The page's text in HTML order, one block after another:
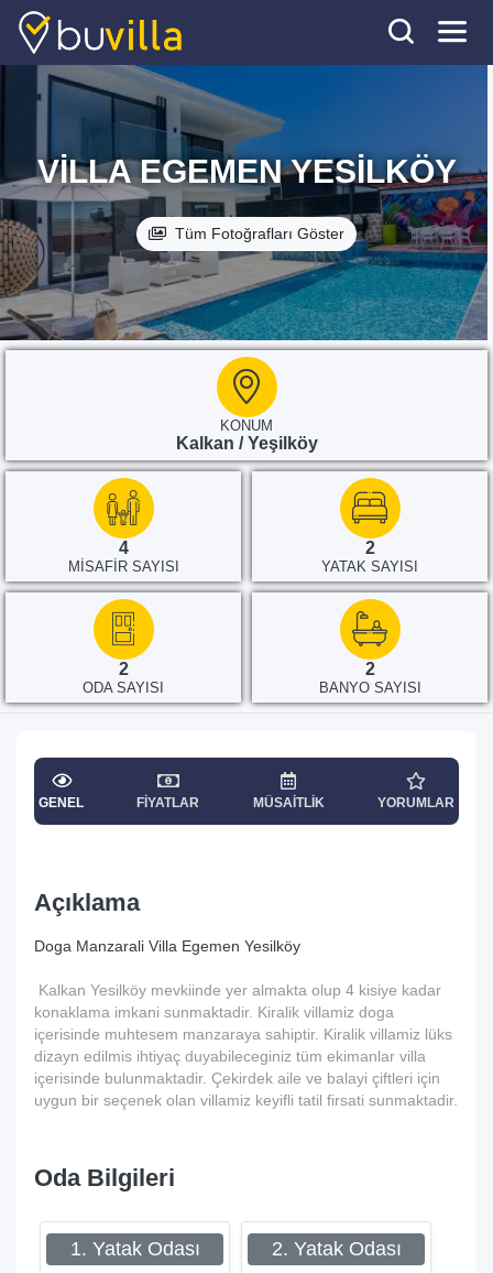
VILLA EGEMEN YESILKÖY
Tüm Fotoğrafları Göster
KONUM
Kalkan / Yeşilköy
4
MISAFIR SAYISI
2
YATAK SAYISI
2
ODA SAYISI
2
BANYO SAYISI
GENEL FIYATLAR MÜSAITLIK YORUMLAR
Açıklama
Doga Manzarali Villa Egemen Yesilköy
Kalkan Yesilköy mevkiinde yer almakta olup 4 kisiye kadar
konaklama imkani sunmaktadir. Kiralik villamiz doga
içerisinde muhtesem manzaraya sahiptir. Kiralik villamiz lüks
dizayn edilmis ihtiyaç duyabileceginiz tüm ekimanlar villa
içerisinde bulunmaktadir. Çekirdek aile ve balayi çiftleri için
uygun bir seçenek olan villamiz keyifli tatil firsati sunmaktadir.
Oda Bilgileri
1. Yatak Odası 2. Yatak Odası